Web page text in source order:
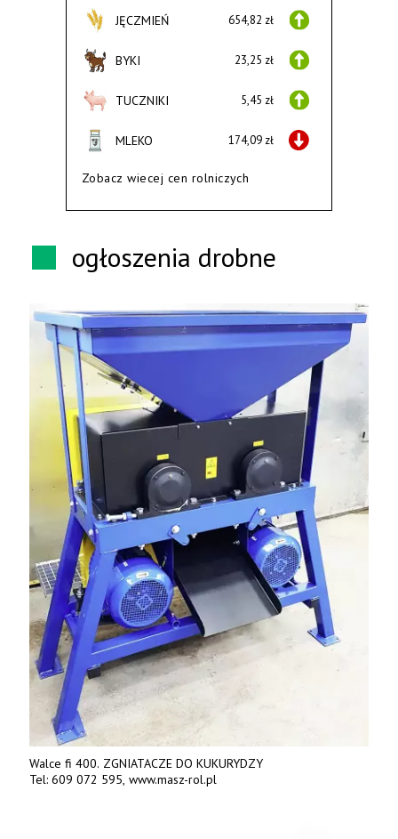
JĘCZMIEŃ 654,82 zł
BYKI 23,25 zł
TUCZNIKI 5,45 zł
MLEKO 174,09 zł
Zobacz wiecej cen rolniczych
ogłoszenia drobne
Walce fi 400. ZGNIATACZE DO KUKURYDZY
Tel: 609 072 595, www.masz-rol.pl